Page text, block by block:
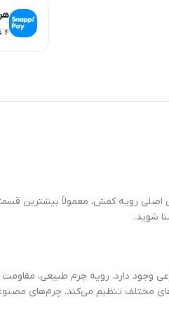
۴ قسط ماهانه. بدون سود، چک و ضامن.
اصلی رویه کفش، معمولاً
شوید.
دارد. رویه چرم طبیعی، مقاومت
مختلف تنظیم می‌کند. چرم‌های